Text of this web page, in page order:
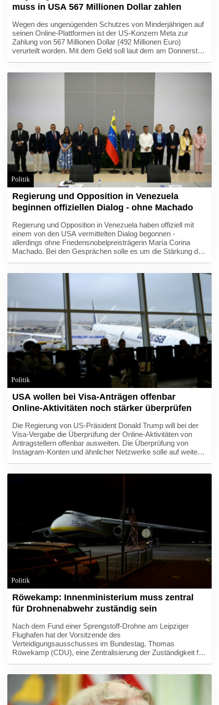
muss in USA 567 Millionen Dollar zahlen
Wegen des ungenügenden Schutzes von Minderjährigen auf
seinen Online-Plattformen ist der US-Konzern Meta zur
Zahlung von 567 Millionen Dollar (492 Millionen Euro)
verurteilt worden. Mit dem Geld soll laut dem am Donnerstag
Politik
Regierung und Opposition in Venezuela
beginnen offiziellen Dialog - ohne Machado
Regierung und Opposition in Venezuela haben offiziell mit
einem von den USA vermittelten Dialog begonnen -
allerdings ohne Friedensnobelpreisträgerin María Corina
Machado. Bei den Gesprächen solle es um die Stärkung der
Zudem solle gemeinsam über das weitere Vorgehen nach
dem schweren Doppel-Erdbeben gehen, bei dem Ende Juni
mehr als 6000 Menschen getötet wurden.
Politik
USA wollen bei Visa-Anträgen offenbar
Online-Aktivitäten noch stärker überprüfen
Die Regierung von US-Präsident Donald Trump will bei der
Visa-Vergabe die Überprüfung der Online-Aktivitäten von
Antragstellern offenbar ausweiten. Die Überprüfung von
Instagram-Konten und ähnlicher Netzwerke solle auf weitere
Politik
Röwekamp: Innenministerium muss zentral
für Drohnenabwehr zuständig sein
Nach dem Fund einer Sprengstoff-Drohne am Leipziger
Flughafen hat der Vorsitzende des
Verteidigungsausschusses im Bundestag, Thomas
Röwekamp (CDU), eine Zentralisierung der Zuständigkeit für
"bestätigen die Dringlichkeit, auf die Bedrohung ziviler
Infrastruktur durch Drohnen schnell neue Antworten zu
finden", sagte er dem Redaktionsnetzwerk Deutschland